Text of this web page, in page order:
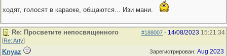
ходят, голосят в караоке, общаются... Изи мани.
#188007 - 14/08/2023 15:21:34
Re: Просветите непосвященного
[Re: Arty]
Зарегистрирован: Aug 2023
Knyaz